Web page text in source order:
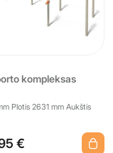
kompleksas
Plotis 2631 mm Aukštis
€